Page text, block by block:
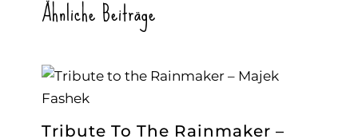
Ähnliche Beiträge
Tribute To The Rainmaker –